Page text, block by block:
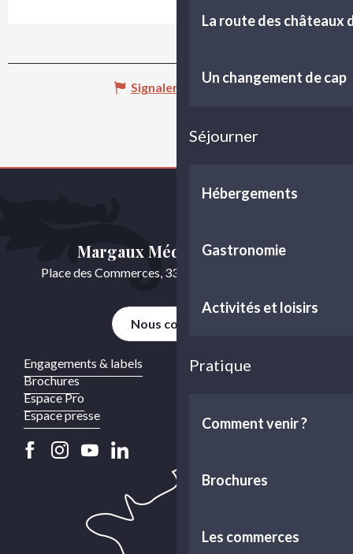
La route des châteaux
Un changement de cap
Séjourner
Hébergements
Gastronomie
Activités et loisirs
Pratique
Comment venir ?
Brochures
Les commerces
Signaler une erreur
Engagements & labels
Brochures
Espace Pro
Espace presse
Margaux Médoc Tourisme
Place des Commerces, 33460 Cussac-Fort-Médoc
Nous contacter